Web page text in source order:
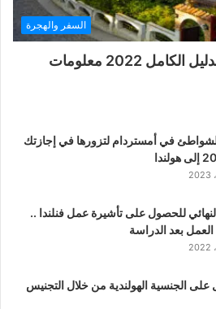
السفر والهجرة
السياحة في جورجيا .. الدليل الكامل 2022 معلومات
في أمستردام لتزورها في إجازتك
للحصول على تأشيرة عمل فنلندا ..
بعد الدراسة
الجنسية الهولندية من خلال التجنيس